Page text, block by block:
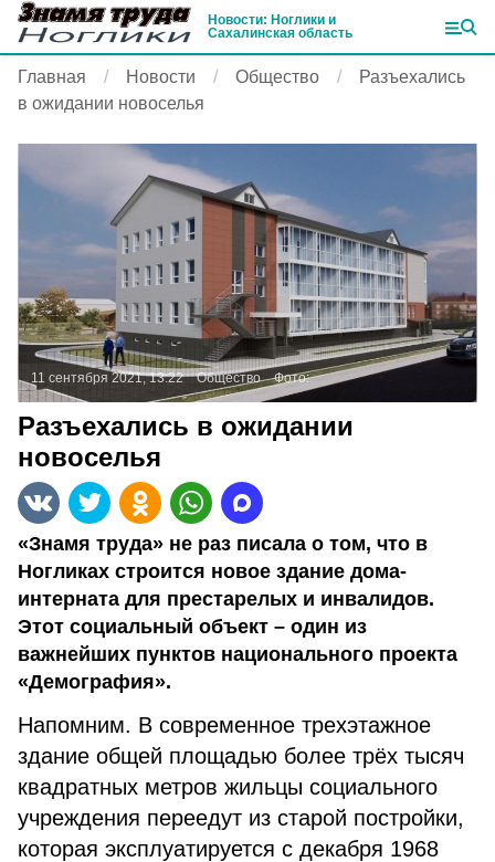
Новости: Ноглики и
Сахалинская область
Главная Новости Общество
Разъехались
в ожидании новоселья
11 сентября 2021, 13:22 Общество Фото:
Разъехались в ожидании
новоселья
«Знамя труда» не раз писала о том, что в
Ногликах строится новое здание дома-
интерната для престарелых и инвалидов.
Этот социальный объект – один из
важнейших пунктов национального проекта
«Демография».
Напомним. В современное трехэтажное
здание общей площадью более трёх тысяч
квадратных метров жильцы социального
учреждения переедут из старой постройки,
которая эксплуатируется с декабря 1968